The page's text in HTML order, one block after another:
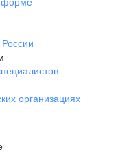
организациях